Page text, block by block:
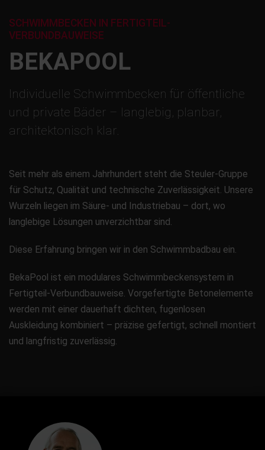
BEKAPOOL
SCHWIMMBECKEN IN FERTIGTEIL-
VERBUNDBAUWEISE
Individuelle Schwimmbecken für öffentliche
und private Bäder – langlebig, planbar,
architektonisch klar.
Seit mehr als einem Jahrhundert steht die Steuler-Gruppe
für Schutz, Qualität und technische Zuverlässigkeit. Unsere
Wurzeln liegen im Säure- und Industriebau – dort, wo
langlebige Lösungen unverzichtbar sind.
Diese Erfahrung bringen wir in den Schwimmbadbau ein.
BekaPool ist ein modulares Schwimmbeckensystem in
Fertigteil-Verbundbauweise. Vorgefertigte Betonelemente
werden mit einer dauerhaft dichten, fugenlosen
Auskleidung kombiniert – präzise gefertigt, schnell montiert
und langfristig zuverlässig.